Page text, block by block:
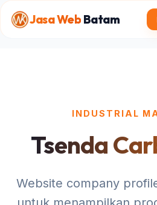
Jasa Web Batam
INDUSTRIAL
Tsenda
Website company